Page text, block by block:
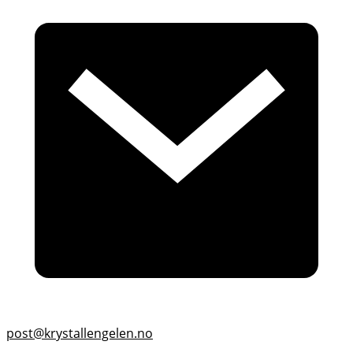
post@krystallengelen.no